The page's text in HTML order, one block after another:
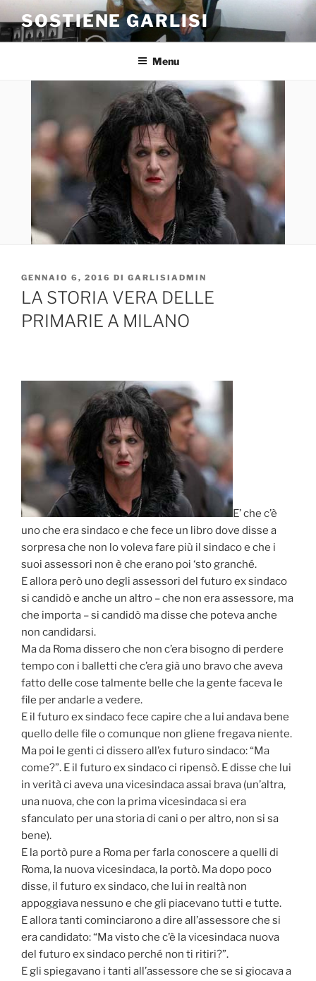
Salta
al
contenuto
SOSTIENE GARLISI
Menu
PUBBLICATO
IL
GENNAIO 6, 2016 DI GARLISIADMIN
LA STORIA VERA DELLE
PRIMARIE A MILANO
E’ che c’è
uno che era sindaco e che fece un libro dove disse a
sorpresa che non lo voleva fare più il sindaco e che i
suoi assessori non è che erano poi ‘sto granché.
E allora però uno degli assessori del futuro ex sindaco
si candidò e anche un altro – che non era assessore, ma
che importa – si candidò ma disse che poteva anche
non candidarsi.
Ma da Roma dissero che non c’era bisogno di perdere
tempo con i balletti che c’era già uno bravo che aveva
fatto delle cose talmente belle che la gente faceva le
file per andarle a vedere.
E il futuro ex sindaco fece capire che a lui andava bene
quello delle file o comunque non gliene fregava niente.
Ma poi le genti ci dissero all’ex futuro sindaco: “Ma
come?”. E il futuro ex sindaco ci ripensò. E disse che lui
in verità ci aveva una vicesindaca assai brava (un’altra,
una nuova, che con la prima vicesindaca si era
sfanculato per una storia di cani o per altro, non si sa
bene).
E la portò pure a Roma per farla conoscere a quelli di
Roma, la nuova vicesindaca, la portò. Ma dopo poco
disse, il futuro ex sindaco, che lui in realtà non
appoggiava nessuno e che gli piacevano tutti e tutte.
E allora tanti cominciarono a dire all’assessore che si
era candidato: “Ma visto che c’è la vicesindaca nuova
del futuro ex sindaco perché non ti ritiri?”.
E gli spiegavano i tanti all’assessore che se si giocava a